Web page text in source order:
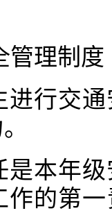
管理制度
进行交
是本年
作的第